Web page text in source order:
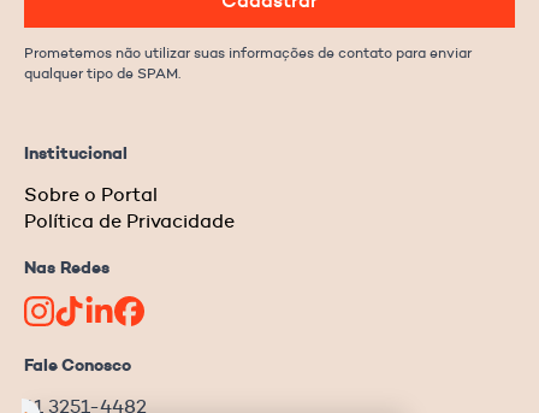
Institucional
Sobre o Portal
Política de Privacidade
Nas Redes
Fale Conosco
11 3251-4482
Prometemos não utilizar suas informações de contato para enviar
qualquer tipo de SPAM.